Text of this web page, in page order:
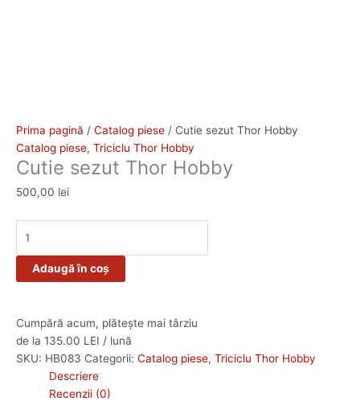
Prima pagină / Catalog piese / Cutie sezut Thor Hobby
Catalog piese, Triciclu Thor Hobby
Cutie sezut Thor Hobby
500,00 lei
Adaugă în coș
Cumpără acum, plătește mai târziu
de la 135.00 LEI / lună
SKU: HB083 Categorii: Catalog piese, Triciclu Thor Hobby
Descriere
Recenzii (0)